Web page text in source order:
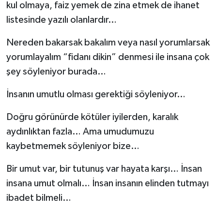
kul olmaya, faiz yemek de zina etmek de ihanet
listesinde yazılı olanlardır…
Nereden bakarsak bakalım veya nasıl yorumlarsak
yorumlayalım “fidanı dikin” denmesi ile insana çok
şey söyleniyor burada…
İnsanın umutlu olması gerektiği söyleniyor…
Doğru görünürde kötüler iyilerden, karalık
aydınlıktan fazla… Ama umudumuzu
kaybetmemek söyleniyor bize…
Bir umut var, bir tutunuş var hayata karşı… İnsan
insana umut olmalı… İnsan insanın elinden tutmayı
ibadet bilmeli…